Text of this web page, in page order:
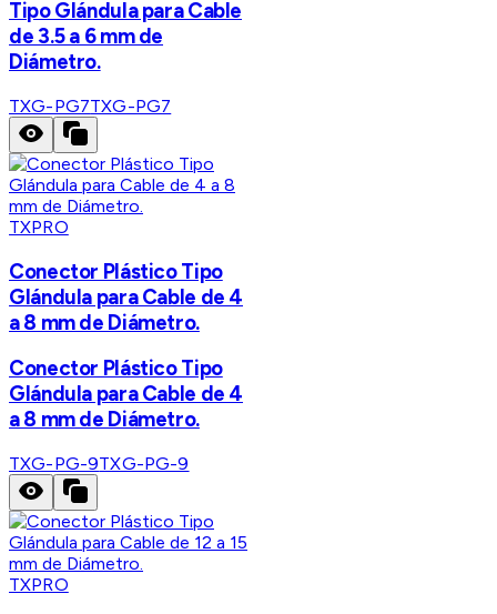
Tipo Glándula para Cable
de 3.5 a 6 mm de
Diámetro.
TXG-PG7TXG-PG7
TXPRO
Conector Plástico Tipo
Glándula para Cable de 4
a 8 mm de Diámetro.
Conector Plástico Tipo
Glándula para Cable de 4
a 8 mm de Diámetro.
TXG-PG-9TXG-PG-9
TXPRO